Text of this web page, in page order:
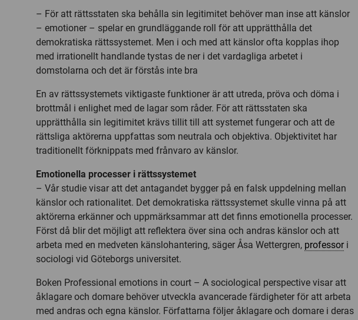
– För att rättsstaten ska behålla sin legitimitet behöver man inse att känslor
– emotioner – spelar en grundläggande roll för att upprätthålla det
demokratiska rättssystemet. Men i och med att känslor ofta kopplas ihop
med irrationellt handlande tystas de ner i det vardagliga arbetet i
domstolarna och det är förstås inte bra
En av rättssystemets viktigaste funktioner är att utreda, pröva och döma i
brottmål i enlighet med de lagar som råder. För att rättsstaten ska
upprätthålla sin legitimitet krävs tillit till att systemet fungerar och att de
rättsliga aktörerna uppfattas som neutrala och objektiva. Objektivitet har
traditionellt förknippats med frånvaro av känslor.
Emotionella processer i rättssystemet
– Vår studie visar att det antagandet bygger på en falsk uppdelning mellan
känslor och rationalitet. Det demokratiska rättssystemet skulle vinna på att
aktörerna erkänner och uppmärksammar att det finns emotionella processer.
Först då blir det möjligt att reflektera över sina och andras känslor och att
arbeta med en medveten känslohantering, säger Åsa Wettergren, professori
sociologi vid Göteborgs universitet.
Boken Professional emotions in court – A sociological perspective visar att
åklagare och domare behöver utveckla avancerade färdigheter för att arbeta
med andras och egna känslor. Författarna följer åklagare och domare i deras